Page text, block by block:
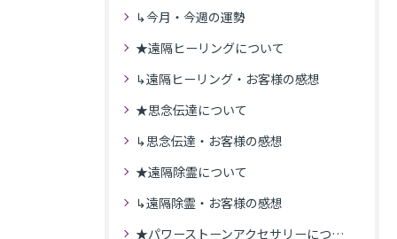
↳今月・今週の運勢
★遠隔ヒーリングについて
↳遠隔ヒーリング・お客様の感想
★思念伝達について
↳思念伝達・お客様の感想
★遠隔除霊について
↳遠隔除霊・お客様の感想
★パワーストーンアクセサリーについて